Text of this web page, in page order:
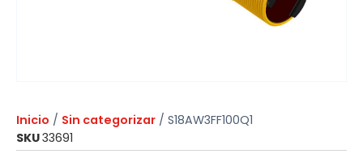
Inicio / Sin categorizar / S18AW3FF100Q1
SKU33691